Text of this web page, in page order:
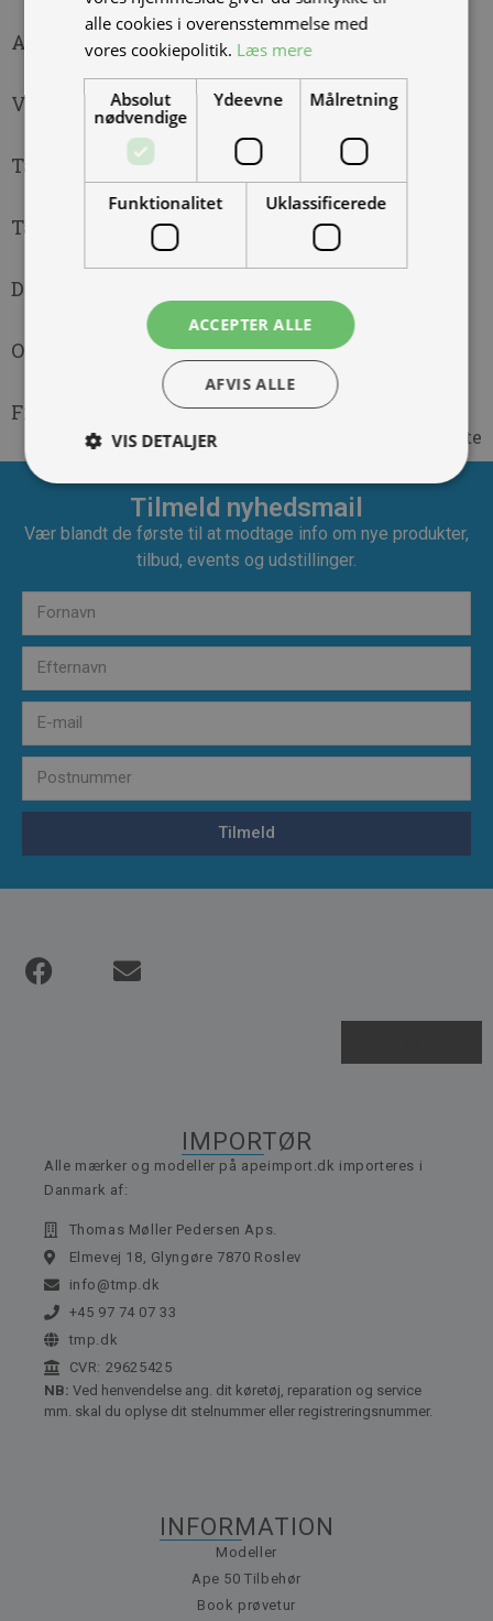
Ape Serviceintervaller
Vores brands
Tak (fysisk brochure)
Tak (digital brochure)
Delt ønskeliste
Originale reservedele
Framsida
Næste
Tilmeld nyhedsmail
Vær blandt de første til at modtage info om nye produkter,
tilbud, events og udstillinger.
Tilmeld
IMPORTØR
Alle mærker og modeller på apeimport.dk importeres i
Danmark af:
Thomas Møller Pedersen Aps.
Elmevej 18, Glyngøre 7870 Roslev
info@tmp.dk
+45 97 74 07 33
tmp.dk
CVR: 29625425
NB: Ved henvendelse ang. dit køretøj, reparation og service
mm. skal du oplyse dit stelnummer eller registreringsnummer.
INFORMATION
Modeller
Ape 50 Tilbehør
Book prøvetur
alle cookies i overensstemmelse med
vores cookiepolitik. Læs mere
Absolut
nødvendige
Ydeevne Målretning
Funktionalitet Uklassificerede
ACCEPTER ALLE
AFVIS ALLE
VIS DETALJER